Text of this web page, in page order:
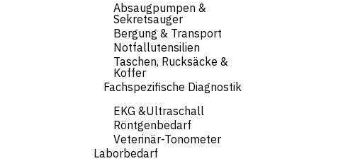
Absaugpumpen &
Sekretsauger
Bergung & Transport
Notfallutensilien
Taschen, Rucksäcke &
Koffer
Fachspezifische Diagnostik
EKG &Ultraschall
Röntgenbedarf
Veterinär-Tonometer
Laborbedarf